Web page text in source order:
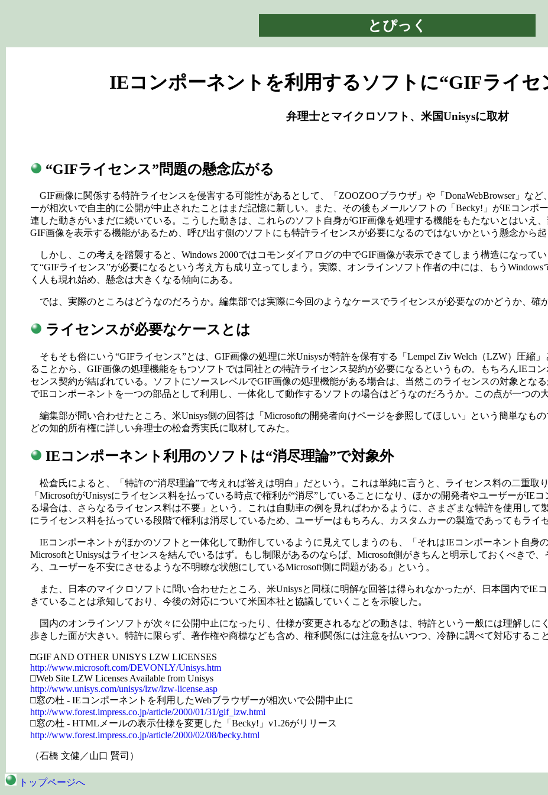
とぴっく
IEコンポーネントを利用するソフトに“GIFライセ
弁理士とマイクロソフト、米国Unisysに取材
“GIFライセンス”問題の懸念広がる
GIF画像に関係する特許ライセンスを侵害する可能性があるとして、「ZOOZOOブラウザ」や「DonaWebBrowser」な
ーが相次いで自主的に公開が中止されたことはまだ記憶に新しい。また、その後もメールソフトの「Becky!」がIEコンポ
連した動きがいまだに続いている。こうした動きは、これらのソフト自身がGIF画像を処理する機能をもたないとはいえ
GIF画像を表示する機能があるため、呼び出す側のソフトにも特許ライセンスが必要になるのではないかという懸念から起
しかし、この考えを踏襲すると、Windows 2000ではコモンダイアログの中でGIF画像が表示できてしまう構造になって
て“GIFライセンス”が必要になるという考え方も成り立ってしまう。実際、オンラインソフト作者の中には、もう
く人も現れ始め、懸念は大きくなる傾向にある。
では、実際のところはどうなのだろうか。編集部では実際に今回のようなケースでライセンスが必要なのかどうか、確
ライセンスが必要なケースとは
そもそも俗にいう“GIFライセンス”とは、GIF画像の処理に米Unisysが特許を保有する「Lempel Ziv Welch（LZW）圧縮
ることから、GIF画像の処理機能をもつソフトでは同社との特許ライセンス契約が必要になるというもの。もちろんIEコ
センス契約が結ばれている。ソフトにソースレベルでGIF画像の処理機能がある場合は、当然このライセンスの対象とな
でIEコンポーネントを一つの部品として利用し、一体化して動作するソフトの場合はどうなのだろうか。この点が一つの
編集部が問い合わせたところ、米Unisys側の回答は「Microsoftの開発者向けページを参照してほしい」という簡単なも
どの知的所有権に詳しい弁理士の松倉秀実氏に取材してみた。
IEコンポーネント利用のソフトは“消尽理論”で対象外
松倉氏によると、「特許の“消尽理論”で考えれば答えは明白」だという。これは単純に言うと、ライセンス料の二重取
「MicrosoftがUnisysにライセンス料を払っている時点で権利が“消尽”していることになり、ほかの開発者やユーザーがIE
る場合は、さらなるライセンス料は不要」という。これは自動車の例を見ればわかるように、さまざまな特許を使用し
にライセンス料を払っている段階で権利は消尽しているため、ユーザーはもちろん、カスタムカーの製造であってもライ
IEコンポーネントがほかのソフトと一体化して動作しているように見えてしまうのも、「それはIEコンポーネント自身
MicrosoftとUnisysはライセンスを結んでいるはず。もし制限があるのならば、Microsoft側がきちんと明示しておくべきで
ろ、ユーザーを不安にさせるような不明瞭な状態にしているMicrosoft側に問題がある」という。
また、日本のマイクロソフトに問い合わせたところ、米Unisysと同様に明解な回答は得られなかったが、日本国内でIE
きていることは承知しており、今後の対応について米国本社と協議していくことを示唆した。
国内のオンラインソフトが次々に公開中止になったり、仕様が変更されるなどの動きは、特許という一般には理解しに
歩きした面が大きい。特許に限らず、著作権や商標なども含め、権利関係には注意を払いつつ、冷静に調べて対応するこ
□GIF AND OTHER UNISYS LZW LICENSES
http://www.microsoft.com/DEVONLY/Unisys.htm
□Web Site LZW Licenses Available from Unisys
http://www.unisys.com/unisys/lzw/lzw-license.asp
□窓の杜 - IEコンポーネントを利用したWebブラウザーが相次いで公開中止に
http://www.forest.impress.co.jp/article/2000/01/31/gif_lzw.html
□窓の杜 - HTMLメールの表示仕様を変更した「Becky!」v1.26がリリース
http://www.forest.impress.co.jp/article/2000/02/08/becky.html
（石橋 文健／山口 賢司）
トップページへ